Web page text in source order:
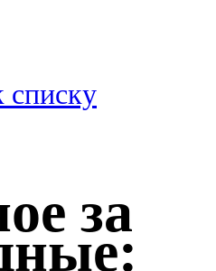
списку
за